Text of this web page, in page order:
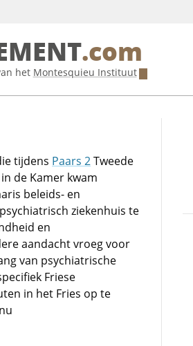
.com
het Montesquieu Instituut
tijdens Paars 2Tweede
de Kamer kwam
beleids- en
ziekenhuis te
en
aandacht vroeg voor
van psychiatrische
Friese
in het Fries op te